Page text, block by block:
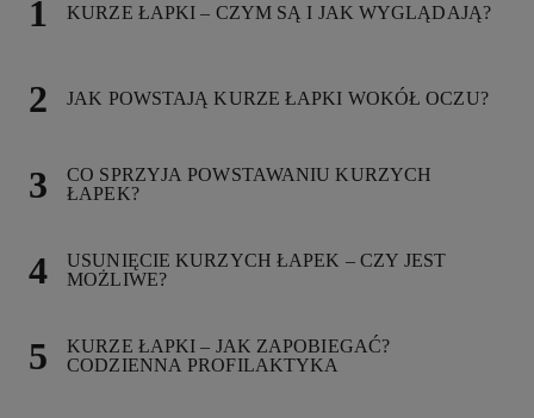
KURZE ŁAPKI – CZYM SĄ I JAK WYGLĄDAJĄ?
JAK POWSTAJĄ KURZE ŁAPKI WOKÓŁ OCZU?
CO SPRZYJA POWSTAWANIU KURZYCH
ŁAPEK?
USUNIĘCIE KURZYCH ŁAPEK – CZY JEST
MOŻLIWE?
KURZE ŁAPKI – JAK ZAPOBIEGAĆ?
CODZIENNA PROFILAKTYKA